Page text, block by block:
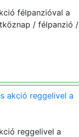
félpanzióval a
/ félpanzió /
akció reggelivel a
reggelivel a